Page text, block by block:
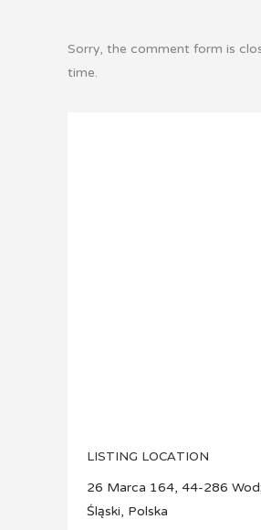
Sorry, the comment form is
time.
LISTING LOCATION
26 Marca 164, 44-286
Śląski, Polska